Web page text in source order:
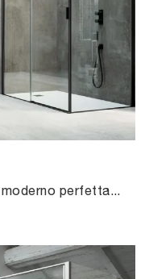
Arreda la stanza del benessere moderno perfettamente con Serie 8000, box doccia e oggetti in vetro di Vismaravetro.